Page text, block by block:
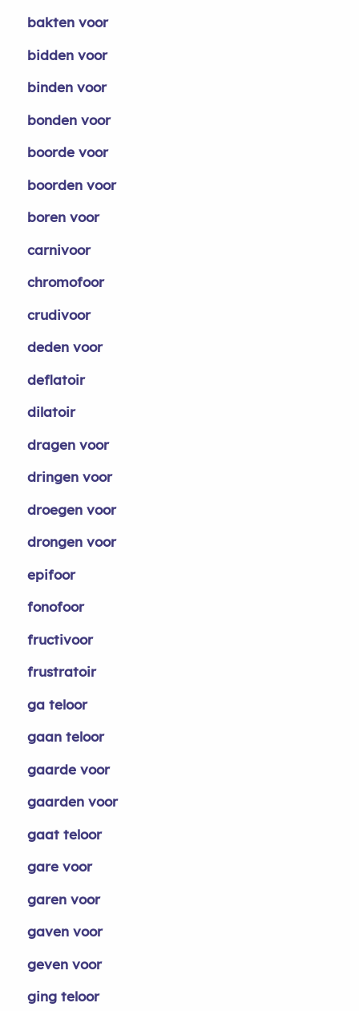
bakten voor
bidden voor
binden voor
bonden voor
boorde voor
boorden voor
boren voor
carnivoor
chromofoor
crudivoor
deden voor
deflatoir
dilatoir
dragen voor
dringen voor
droegen voor
drongen voor
epifoor
fonofoor
fructivoor
frustratoir
ga teloor
gaan teloor
gaarde voor
gaarden voor
gaat teloor
gare voor
garen voor
gaven voor
geven voor
ging teloor